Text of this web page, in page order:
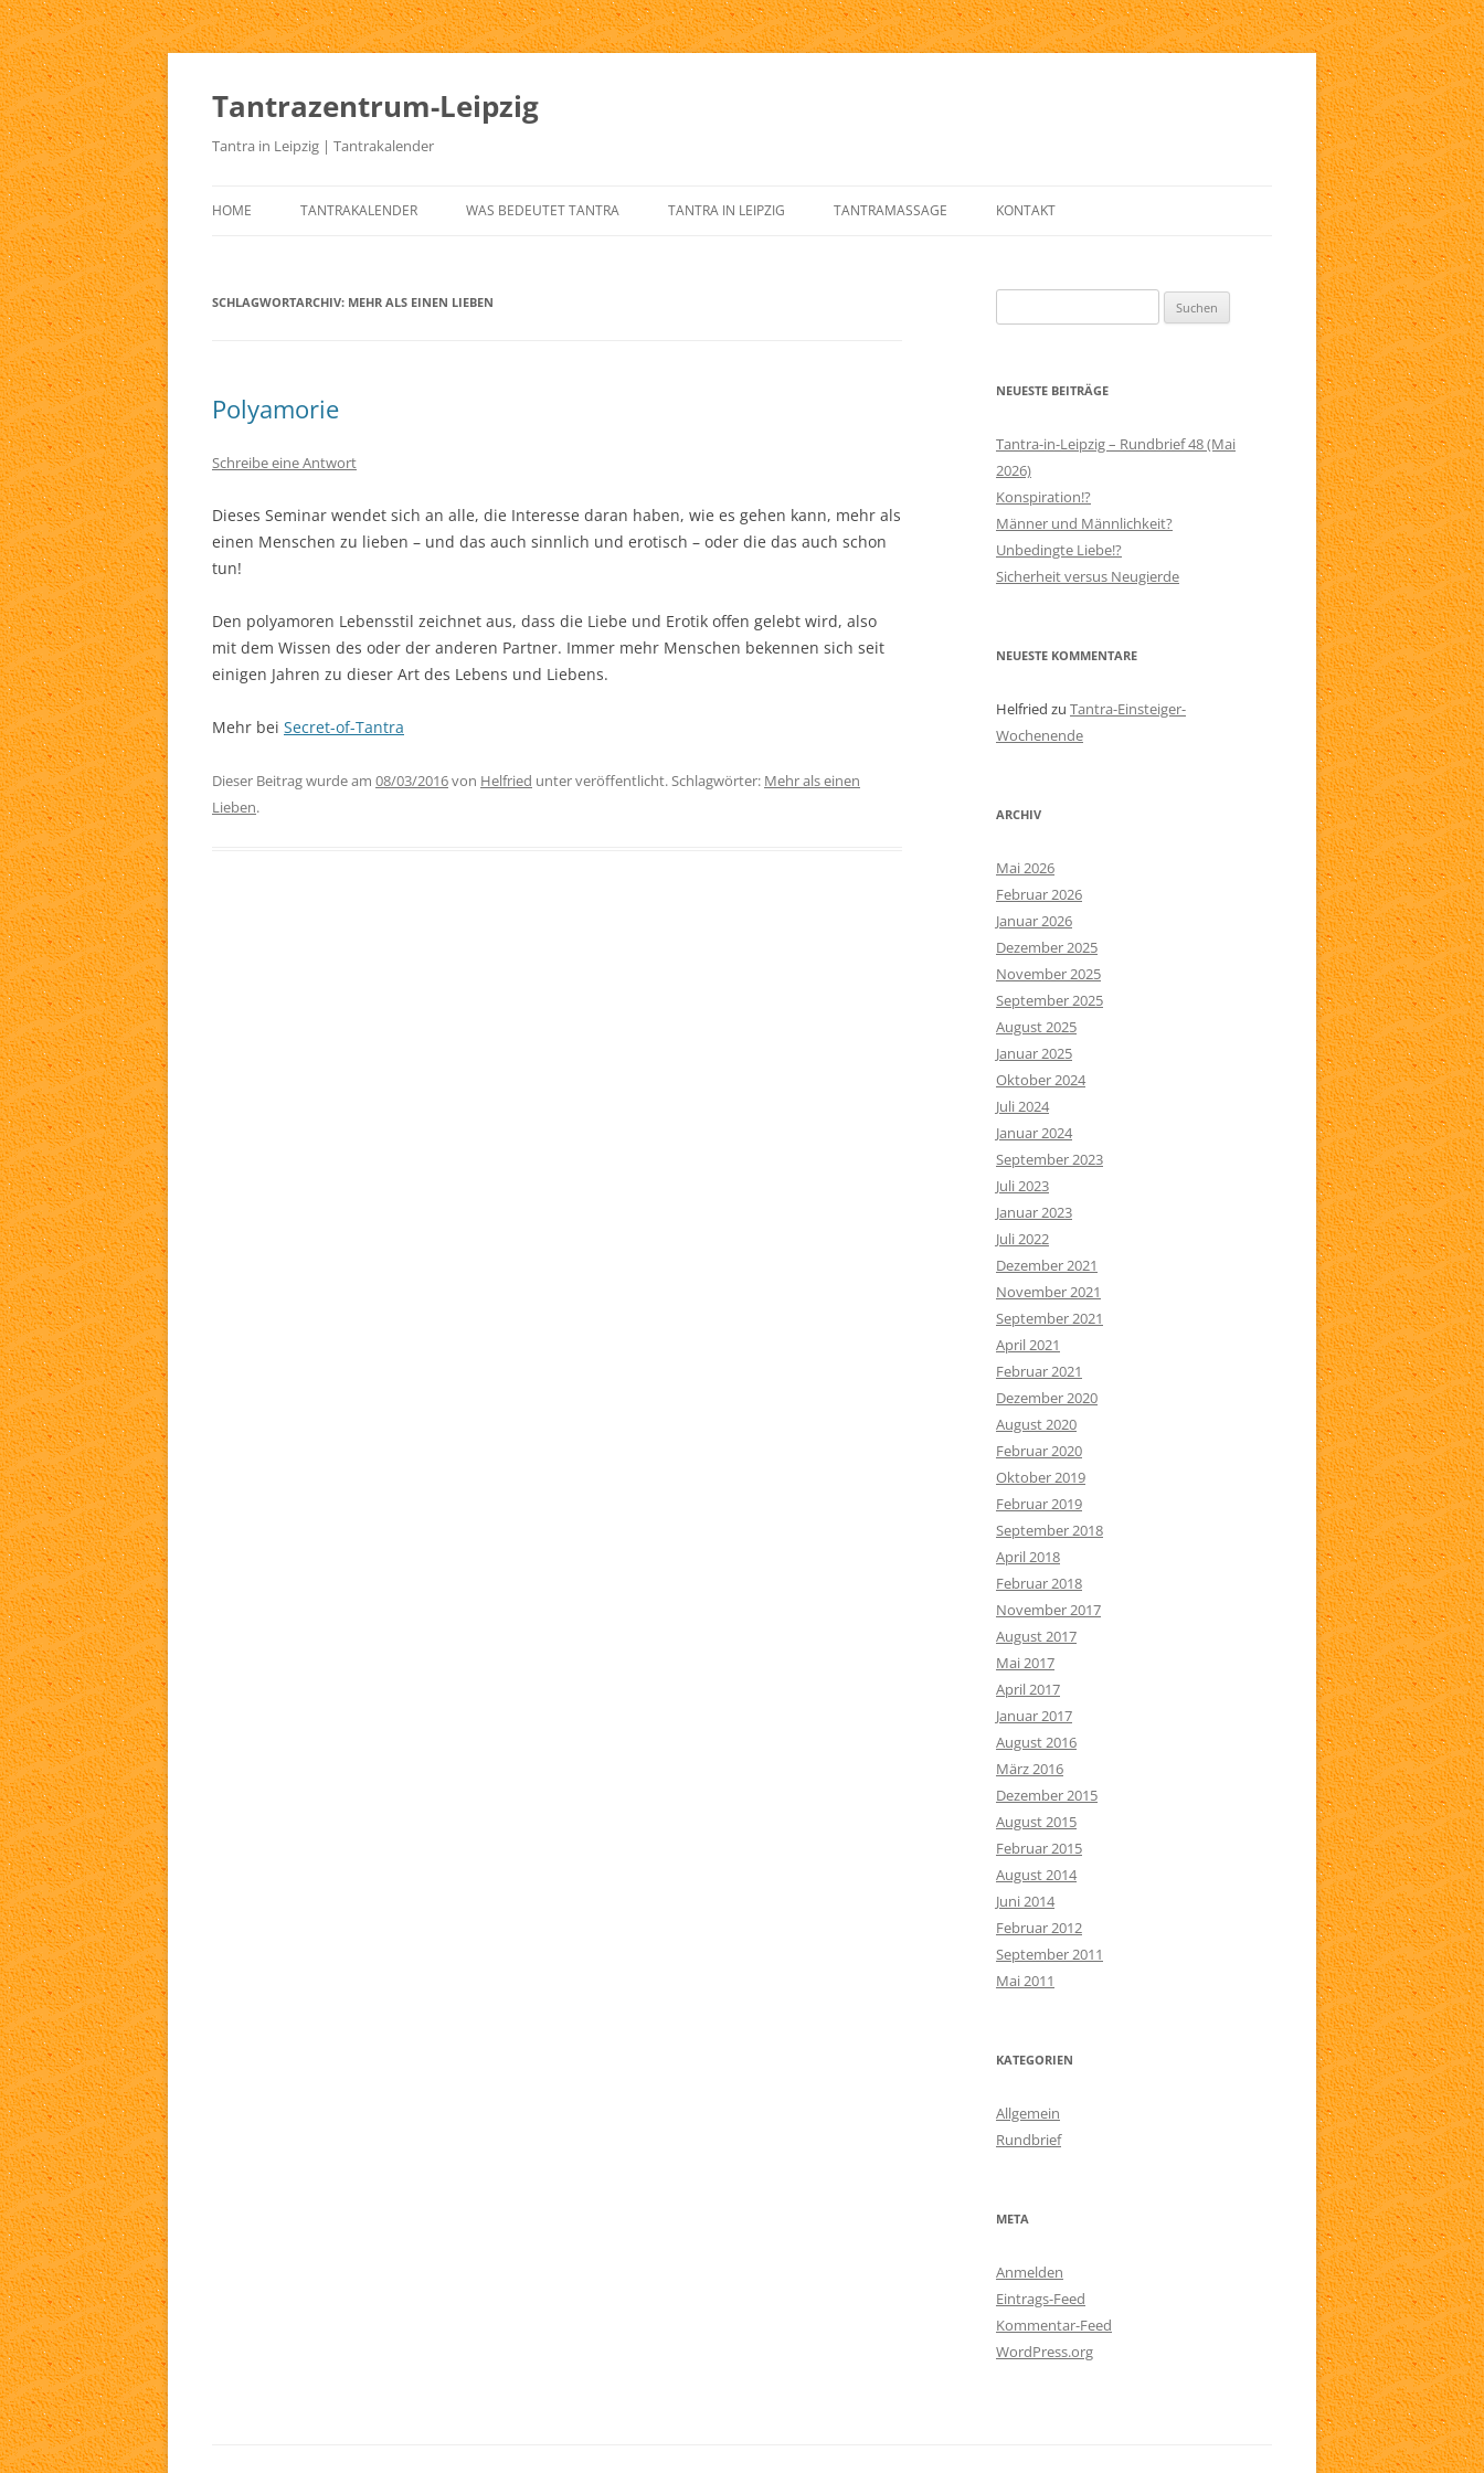
Zum
Tantrazentrum-Leipzig
Tantra in Leipzig | Tantrakalender
HOME TANTRAKALENDER WAS BEDEUTET TANTRA
TANTRA LERNEN
LITERATUR
TANTRA IN LEIPZIG TANTRAMASSAGE
TANTRAMASSAGE VON HELFRIED
TANTRISCHE SEXUALTHERAPIE
TANTRAMASSAGE FÜR PAARE
KONTAKT
SERVICE
IMPRESSUM
AGB
SITEMAP
SCHLAGWORTARCHIV: MEHR ALS EINEN LIEBEN
Polyamorie
Schreibe eine Antwort
Dieses Seminar wendet sich an alle, die Interesse daran haben, wie es gehen kann, mehr als
einen Menschen zu lieben – und das auch sinnlich und erotisch – oder die das auch schon
tun!
Den polyamoren Lebensstil zeichnet aus, dass die Liebe und Erotik offen gelebt wird, also
mit dem Wissen des oder der anderen Partner. Immer mehr Menschen bekennen sich seit
einigen Jahren zu dieser Art des Lebens und Liebens.
Mehr bei Secret-of-Tantra
Dieser Beitrag wurde am 08/03/2016von Helfried unter veröffentlicht. Schlagwörter: Mehr als einen
Lieben.
nach:
NEUESTE BEITRÄGE
Tantra-in-Leipzig – Rundbrief 48 (Mai
2026)
Konspiration!?
Männer und Männlichkeit?
Unbedingte Liebe!?
Sicherheit versus Neugierde
NEUESTE KOMMENTARE
Helfried zu Tantra-Einsteiger-
Wochenende
ARCHIV
Mai 2026
Februar 2026
Januar 2026
Dezember 2025
November 2025
September 2025
August 2025
Januar 2025
Oktober 2024
Juli 2024
Januar 2024
September 2023
Juli 2023
Januar 2023
Juli 2022
Dezember 2021
November 2021
September 2021
April 2021
Februar 2021
Dezember 2020
August 2020
Februar 2020
Oktober 2019
Februar 2019
September 2018
April 2018
Februar 2018
November 2017
August 2017
Mai 2017
April 2017
Januar 2017
August 2016
März 2016
Dezember 2015
August 2015
Februar 2015
August 2014
Juni 2014
Februar 2012
September 2011
Mai 2011
KATEGORIEN
Allgemein
Rundbrief
META
Anmelden
Eintrags-Feed
Kommentar-Feed
WordPress.org